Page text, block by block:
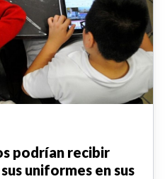
podrían recibir
uniformes en sus